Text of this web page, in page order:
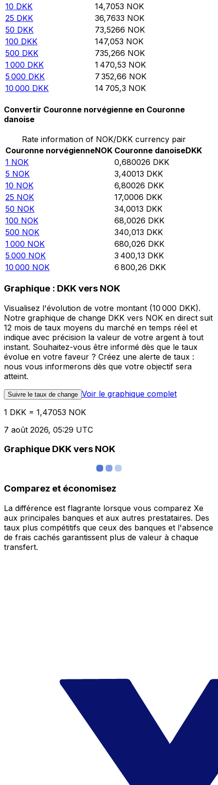
10 DKK 14,7053 NOK
25 DKK 36,7633 NOK
50 DKK 73,5266 NOK
100 DKK 147,053 NOK
500 DKK 735,266 NOK
1 000 DKK 1 470,53 NOK
5 000 DKK 7 352,66 NOK
10 000 DKK 14 705,3 NOK
Convertir Couronne norvégienne en Couronne
danoise
Rate information of NOK/DKK currency pair
Couronne norvégienneNOK Couronne danoiseDKK
1 NOK 0,680026 DKK
5 NOK 3,40013 DKK
10 NOK 6,80026 DKK
25 NOK 17,0006 DKK
50 NOK 34,0013 DKK
100 NOK 68,0026 DKK
500 NOK 340,013 DKK
1 000 NOK 680,026 DKK
5 000 NOK 3 400,13 DKK
10 000 NOK 6 800,26 DKK
Graphique : DKK vers NOK
Visualisez l'évolution de votre montant (10 000 DKK).
Notre graphique de change DKK vers NOK en direct suit
12 mois de taux moyens du marché en temps réel et
indique avec précision la valeur de votre argent à tout
instant. Souhaitez-vous être informé dès que le taux
évolue en votre faveur ? Créez une alerte de taux :
nous vous informerons dès que votre objectif sera
atteint.
Suivre le taux de change Voir le graphique complet
1 DKK = 1,47053 NOK
7 août 2026, 05:29 UTC
Graphique DKK vers NOK
Comparez et économisez
La différence est flagrante lorsque vous comparez Xe
aux principales banques et aux autres prestataires. Des
taux plus compétitifs que ceux des banques et l'absence
de frais cachés garantissent plus de valeur à chaque
transfert.